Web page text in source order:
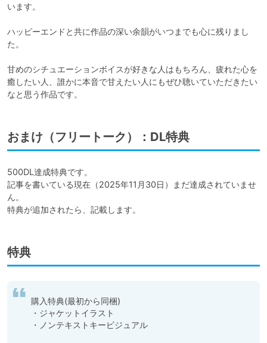
います。
ハッピーエンドと共に作品の深い余韻がいつまでも心に残りまし
た。
甘めのシチュエーションボイスが好きな人はもちろん、疲れた心を
癒したい人、誰かに本音で甘えたい人にもぜひ聴いていただきたい
なと思う作品です。
おまけ（フリートーク）：DL特典
500DL達成特典です。
記事を書いている現在（2025年11月30日）まだ達成されていませ
ん。
特典が追加されたら、記載します。
特典
購入特典(最初から同梱)
・ジャケットイラスト
・ノンテキストキービジュアル